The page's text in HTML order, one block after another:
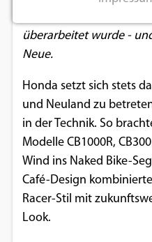
überarbeitet wurde -
Neue.
Honda setzt sich stets
und Neuland zu
in der Technik. So
Modelle CB1000R,
Wind ins Naked ­Bike­-
Café-Design
Racer-Stil mit
Look.
Notwendige
grundlegende
Name:
cookie_consent